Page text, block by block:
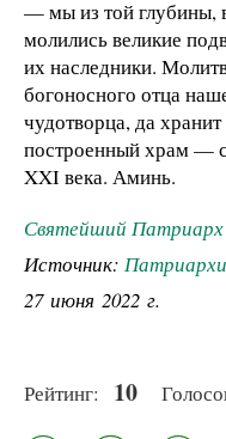
— мы из той глубины,
молились великие
их наследники.
богоносного отца
чудотворца, да
построенный храм —
XXI века. Аминь.
Святейший Патриарх
Источник:
27 июня 2022 г.
Рейтинг: 10